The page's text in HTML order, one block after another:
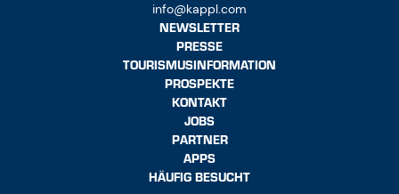
info@kappl.com
NEWSLETTER
PRESSE
TOURISMUSINFORMATION
PROSPEKTE
KONTAKT
JOBS
PARTNER
APPS
HÄUFIG BESUCHT